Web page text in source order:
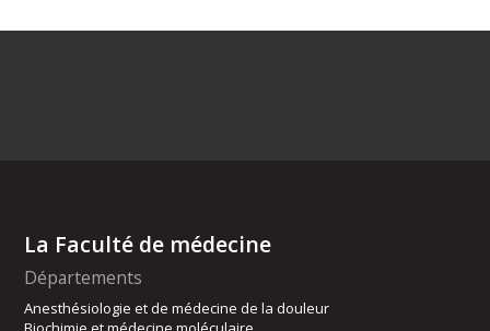
La Faculté de médecine
Départements
Anesthésiologie et de médecine de la douleur